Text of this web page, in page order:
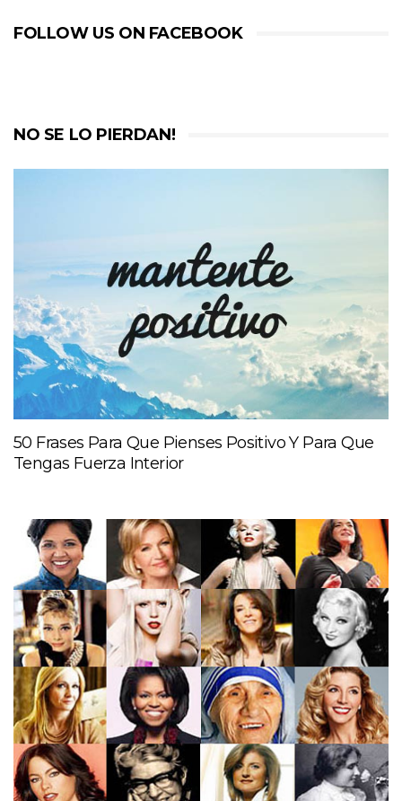
FOLLOW US ON FACEBOOK
NO SE LO PIERDAN!
50 Frases Para Que Pienses Positivo Y Para Que
Tengas Fuerza Interior